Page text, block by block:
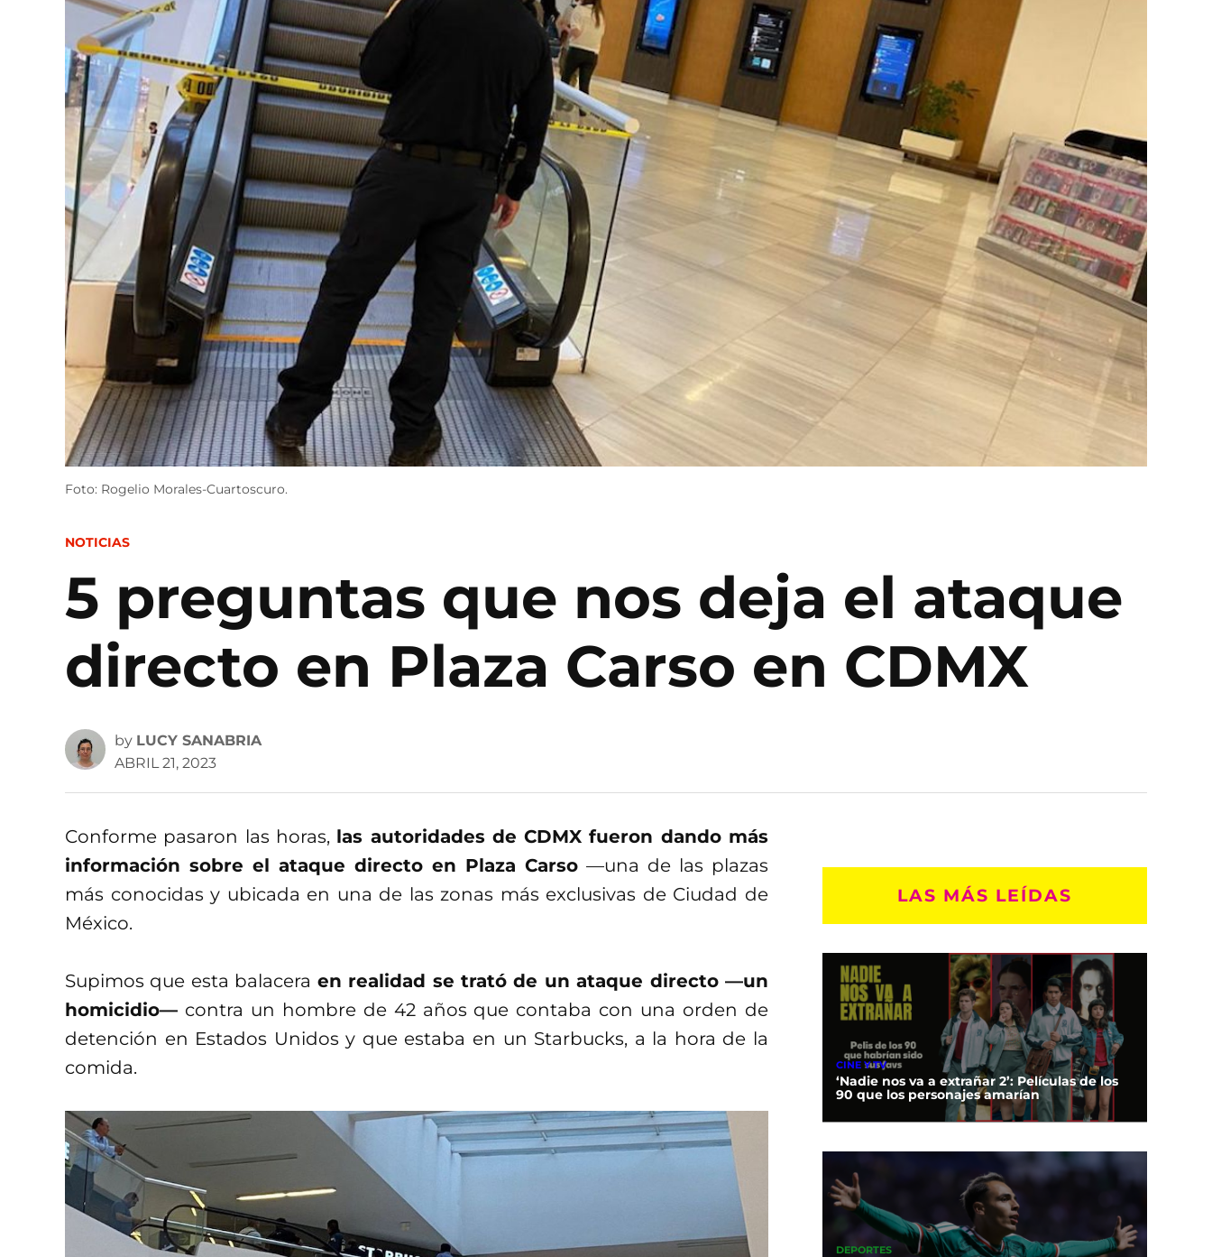
Foto: Rogelio Morales-Cuartoscuro.
POSTED
NOTICIAS
5 preguntas que nos deja el ataque
directo en Plaza Carso en CDMX
by LUCY SANABRIA
ABRIL 21, 2023
Conforme pasaron las horas, las autoridades de CDMX fueron dando más
información sobre el ataque directo en Plaza Carso —una de las plazas
más conocidas y ubicada en una de las zonas más exclusivas de Ciudad de
México.
Supimos que esta balacera en realidad se trató de un ataque directo —un
homicidio— contra un hombre de 42 años que contaba con una orden de
detención en Estados Unidos y que estaba en un Starbucks, a la hora de la
comida.
LAS MÁS LEÍDAS
CINE Y TV
‘Nadie nos va a extrañar 2’: Películas de los
90 que los personajes amarían
DEPORTES